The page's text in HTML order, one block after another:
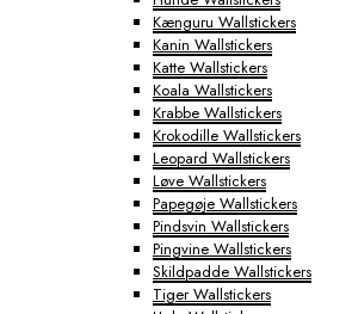
Farum Plakater
Fredericia Plakater
Frederiksberg Plakater
Frederikshavn Plakater
Frederikssund Plakater
Grindsted Plakater
Haderslev Plakater
Haslev Plakater
Helsinge Plakater
Helsingør Plakater
Herning Plakater
Hillerød Plakater
Hinnerup Plakater
Kænguru Wallstickers
Kanin Wallstickers
Katte Wallstickers
Koala Wallstickers
Krabbe Wallstickers
Krokodille Wallstickers
Leopard Wallstickers
Løve Wallstickers
Papegøje Wallstickers
Pindsvin Wallstickers
Pingvine Wallstickers
Skildpadde Wallstickers
Tiger Wallstickers